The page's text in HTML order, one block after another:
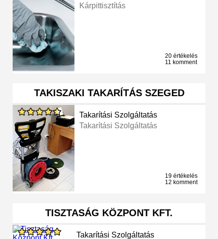
Kárpittisztítás
20 értékelés
11 komment
TAKISZAKI TAKARÍTÁS SZEGED
Takarítási Szolgáltatás
Takarítási Szolgáltatás
19 értékelés
12 komment
TISZTASÁG KÖZPONT KFT.
Takarítási Szolgáltatás